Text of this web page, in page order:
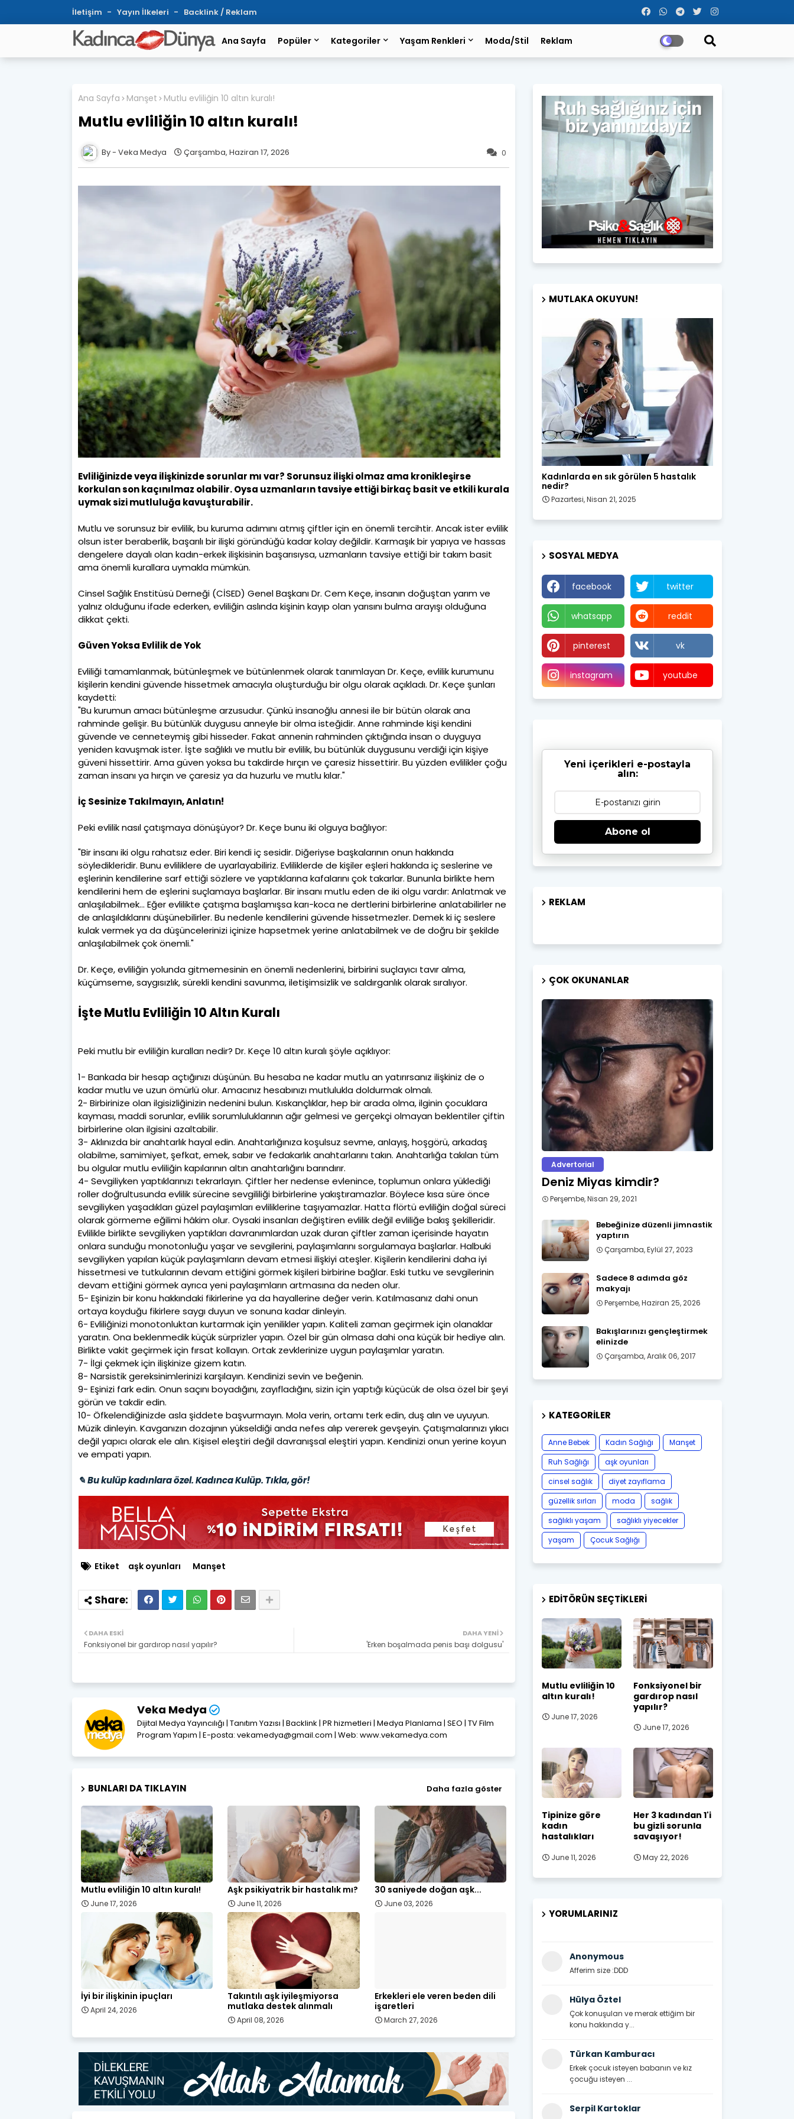
İletişim Yayın İlkeleri Backlink / Reklam
Ana Sayfa Popüler Kategoriler Yaşam Renkleri Moda/Stil Reklam
Ana Sayfa Manşet Mutlu evliliğin 10 altın kuralı!
Mutlu evliliğin 10 altın kuralı!
0
Veka Medya Çarşamba, Haziran 17, 2026
Evliliğinizde veya ilişkinizde sorunlar mı var? Sorunsuz ilişki olmaz ama kronikleşirse
korkulan son kaçınılmaz olabilir. Oysa uzmanların tavsiye ettiği birkaç basit ve etkili kurala
uymak sizi mutluluğa kavuşturabilir.
Mutlu ve sorunsuz bir evlilik, bu kuruma adımını atmış çiftler için en önemli tercihtir. Ancak ister evlilik
olsun ister beraberlik, başarılı bir ilişki göründüğü kadar kolay değildir. Karmaşık bir yapıya ve hassas
dengelere dayalı olan kadın-erkek ilişkisinin başarısıysa, uzmanların tavsiye ettiği bir takım basit
ama önemli kurallara uymakla mümkün.
Cinsel Sağlık Enstitüsü Derneği (CİSED) Genel Başkanı Dr. Cem Keçe, insanın doğuştan yarım ve
yalnız olduğunu ifade ederken, evliliğin aslında kişinin kayıp olan yarısını bulma arayışı olduğuna
dikkat çekti.
Güven Yoksa Evlilik de Yok
Evliliği tamamlanmak, bütünleşmek ve bütünlenmek olarak tanımlayan Dr. Keçe, evlilik kurumunu
kişilerin kendini güvende hissetmek amacıyla oluşturduğu bir olgu olarak açıkladı. Dr. Keçe şunları
kaydetti:
"Bu kurumun amacı bütünleşme arzusudur. Çünkü insanoğlu annesi ile bir bütün olarak ana
rahminde gelişir. Bu bütünlük duygusu anneyle bir olma isteğidir. Anne rahminde kişi kendini
güvende ve cenneteymiş gibi hisseder. Fakat annenin rahminden çıktığında insan o duyguya
yeniden kavuşmak ister. İşte sağlıklı ve mutlu bir evlilik, bu bütünlük duygusunu verdiği için kişiye
güveni hissettirir. Ama güven yoksa bu takdirde hırçın ve çaresiz hissettirir. Bu yüzden evlilikler çoğu
zaman insanı ya hırçın ve çaresiz ya da huzurlu ve mutlu kılar."
İç Sesinize Takılmayın, Anlatın!
Peki evlilik nasıl çatışmaya dönüşüyor? Dr. Keçe bunu iki olguya bağlıyor:
"Bir insanı iki olgu rahatsız eder. Biri kendi iç sesidir. Diğeriyse başkalarının onun hakkında
söyledikleridir. Bunu evliliklere de uyarlayabiliriz. Evliliklerde de kişiler eşleri hakkında iç seslerine ve
eşlerinin kendilerine sarf ettiği sözlere ve yaptıklarına kafalarını çok takarlar. Bununla birlikte hem
kendilerini hem de eşlerini suçlamaya başlarlar. Bir insanı mutlu eden de iki olgu vardır: Anlatmak ve
anlaşılabilmek… Eğer evlilikte çatışma başlamışsa karı-koca ne dertlerini birbirlerine anlatabilirler ne
de anlaşıldıklarını düşünebilirler. Bu nedenle kendilerini güvende hissetmezler. Demek ki iç seslere
kulak vermek ya da düşüncelerinizi içinize hapsetmek yerine anlatabilmek ve de doğru bir şekilde
anlaşılabilmek çok önemli."
Dr. Keçe, evliliğin yolunda gitmemesinin en önemli nedenlerini, birbirini suçlayıcı tavır alma,
küçümseme, saygısızlık, sürekli kendini savunma, iletişimsizlik ve saldırganlık olarak sıralıyor.
İşte Mutlu Evliliğin 10 Altın Kuralı
Peki mutlu bir evliliğin kuralları nedir? Dr. Keçe 10 altın kuralı şöyle açıklıyor:
1- Bankada bir hesap açtığınızı düşünün. Bu hesaba ne kadar mutlu an yatırırsanız ilişkiniz de o
kadar mutlu ve uzun ömürlü olur. Amacınız hesabınızı mutlulukla doldurmak olmalı.
2- Birbirinize olan ilgisizliğinizin nedenini bulun. Kıskançlıklar, hep bir arada olma, ilginin çocuklara
kayması, maddi sorunlar, evlilik sorumluluklarının ağır gelmesi ve gerçekçi olmayan beklentiler çiftin
birbirlerine olan ilgisini azaltabilir.
3- Aklınızda bir anahtarlık hayal edin. Anahtarlığınıza koşulsuz sevme, anlayış, hoşgörü, arkadaş
olabilme, samimiyet, şefkat, emek, sabır ve fedakarlık anahtarlarını takın. Anahtarlığa takılan tüm
bu olgular mutlu evliliğin kapılarının altın anahtarlığını barındırır.
4- Sevgiliyken yaptıklarınızı tekrarlayın. Çiftler her nedense evlenince, toplumun onlara yüklediği
roller doğrultusunda evlilik sürecine sevgililiği birbirlerine yakıştıramazlar. Böylece kısa süre önce
sevgiliyken yaşadıkları güzel paylaşımları evliliklerine taşıyamazlar. Hatta flörtü evliliğin doğal süreci
olarak görmeme eğilimi hâkim olur. Oysaki insanları değiştiren evlilik değil evliliğe bakış şekilleridir.
Evlilikle birlikte sevgiliyken yaptıkları davranımlardan uzak duran çiftler zaman içerisinde hayatın
onlara sunduğu monotonluğu yaşar ve sevgilerini, paylaşımlarını sorgulamaya başlarlar. Halbuki
sevgiliyken yapılan küçük paylaşımların devam etmesi ilişkiyi ateşler. Kişilerin kendilerini daha iyi
hissetmesi ve tutkularının devam ettiğini görmek kişileri birbirine bağlar. Eski tutku ve sevgilerinin
devam ettiğini görmek ayrıca yeni paylaşımların artmasına da neden olur.
5- Eşinizin bir konu hakkındaki fikirlerine ya da hayallerine değer verin. Katılmasanız dahi onun
ortaya koyduğu fikirlere saygı duyun ve sonuna kadar dinleyin.
6- Evliliğinizi monotonluktan kurtarmak için yenilikler yapın. Kaliteli zaman geçirmek için olanaklar
yaratın. Ona beklenmedik küçük sürprizler yapın. Özel bir gün olmasa dahi ona küçük bir hediye alın.
Birlikte vakit geçirmek için fırsat kollayın. Ortak zevklerinize uygun paylaşımlar yaratın.
7- İlgi çekmek için ilişkinize gizem katın.
8- Narsistik gereksinimlerinizi karşılayın. Kendinizi sevin ve beğenin.
9- Eşinizi fark edin. Onun saçını boyadığını, zayıfladığını, sizin için yaptığı küçücük de olsa özel bir şeyi
görün ve takdir edin.
10- Öfkelendiğinizde asla şiddete başvurmayın. Mola verin, ortamı terk edin, duş alın ve uyuyun.
Müzik dinleyin. Kavganızın dozajının yükseldiği anda nefes alıp vererek gevşeyin. Çatışmalarınızı yıkıcı
değil yapıcı olarak ele alın. Kişisel eleştiri değil davranışsal eleştiri yapın. Kendinizi onun yerine koyun
ve empati yapın.
✎ Bu kulüp kadınlara özel. Kadınca Kulüp. Tıkla, gör!
Etiket aşk oyunları Manşet
DAHA YENI
'Erken boşalmada penis başı dolgusu'
DAHA ESKI
Fonksiyonel bir gardırop nasıl yapılır?
Veka Medya
Dijital Medya Yayıncılığı | Tanıtım Yazısı | Backlink | PR hizmetleri | Medya Planlama | SEO | TV Film
Program Yapım | E-posta: vekamedya@gmail.com | Web: www.vekamedya.com
BUNLARI DA TIKLAYIN Daha fazla göster
Mutlu evliliğin 10 altın kuralı!
June 17, 2026
Aşk psikiyatrik bir hastalık mı?
June 11, 2026
30 saniyede doğan aşk...
June 03, 2026
İyi bir ilişkinin ipuçları
April 24, 2026
Takıntılı aşk iyileşmiyorsa
mutlaka destek alınmalı
April 08, 2026
Erkekleri ele veren beden dili
işaretleri
March 27, 2026
MUTLAKA OKUYUN!
Kadın Sağlığı
Kadınlarda en sık görülen 5 hastalık
nedir?
Pazartesi, Nisan 21, 2025
SOSYAL MEDYA
facebook twitter
whatsapp reddit
pinterest vk
instagram youtube
Yeni içerikleri e-postayla
alın:
Abone ol
REKLAM
ÇOK OKUNANLAR
Advertorial
Deniz Miyas kimdir?
Perşembe, Nisan 29, 2021
Bebeğinize düzenli jimnastik
yaptırın
Çarşamba, Eylül 27, 2023
Sadece 8 adımda göz
makyajı
Perşembe, Haziran 25, 2026
Bakışlarınızı gençleştirmek
elinizde
Çarşamba, Aralık 06, 2017
KATEGORILER
Anne Bebek Kadın Sağlığı
Manşet
Ruh Sağlığı
aşk oyunları
cinsel sağlık
diyet zayıflama
güzellik sırları
moda
sağlık
sağlıklı yaşam
sağlıklı yiyecekler
yaşam
Çocuk Sağlığı
EDITÖRÜN SEÇTIKLERI
Mutlu evliliğin 10
altın kuralı!
June 17, 2026
Fonksiyonel bir
gardırop nasıl
yapılır?
June 17, 2026
Tipinize göre
kadın
hastalıkları
June 11, 2026
Her 3 kadından 1'i
bu gizli sorunla
savaşıyor!
May 22, 2026
YORUMLARINIZ
Anonymous
Afferim size :DDD
Hülya Öztel
Çok konuşulan ve merak ettiğim bir
konu hakkında y...
Türkan Kamburacı
Erkek çocuk isteyen babanın ve kız
çocuğu isteyen ...
Serpil Kartoklar